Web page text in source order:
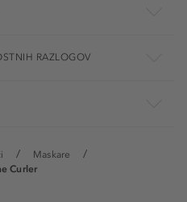
Maskare
Curler
RAZLOGOV